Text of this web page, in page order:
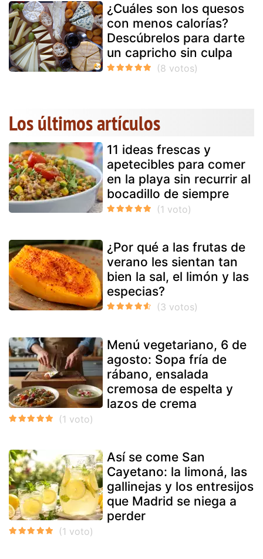
¿Cuáles son los quesos
con menos calorías?
Descúbrelos para darte
un capricho sin culpa
Los últimos artículos
11 ideas frescas y
apetecibles para comer
en la playa sin recurrir al
bocadillo de siempre
¿Por qué a las frutas de
verano les sientan tan
bien la sal, el limón y las
especias?
Menú vegetariano, 6 de
agosto: Sopa fría de
rábano, ensalada
cremosa de espelta y
lazos de crema
Así se come San
Cayetano: la limoná, las
gallinejas y los entresijos
que Madrid se niega a
perder